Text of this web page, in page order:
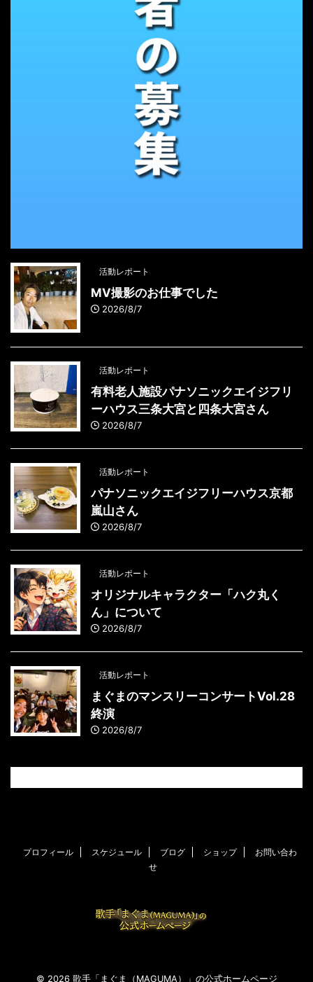
活動レポート
MV撮影のお仕事でした
2026/8/7
活動レポート
有料老人施設パナソニックエイジフリ
ーハウス三条大宮と四条大宮さん
2026/8/7
活動レポート
パナソニックエイジフリーハウス京都
嵐山さん
2026/8/7
活動レポート
オリジナルキャラクター「ハク丸く
ん」について
2026/8/7
活動レポート
まぐまのマンスリーコンサートVol.28
終演
2026/8/7
プロフィール スケジュール ブログ ショップ
お問い合わ
せ
© 2026 歌手「まぐま（MAGUMA）」の公式ホームページ